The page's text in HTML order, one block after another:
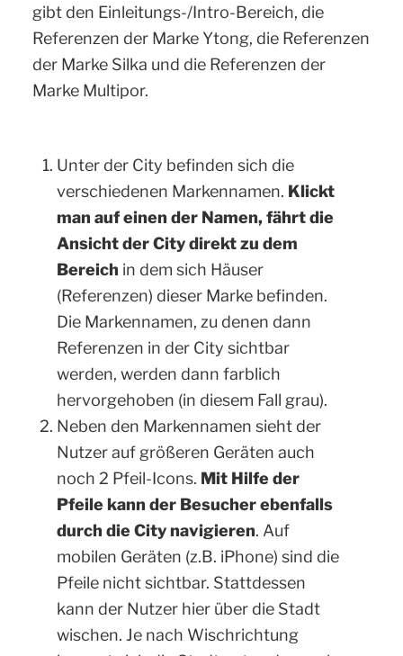
gibt den Einleitungs-/Intro-Bereich, die
Referenzen der Marke Ytong, die Referenzen
der Marke Silka und die Referenzen der
Marke Multipor.
Unter der City befinden sich die
verschiedenen Markennamen. Klickt
man auf einen der Namen, fährt die
Ansicht der City direkt zu dem
Bereich in dem sich Häuser
(Referenzen) dieser Marke befinden.
Die Markennamen, zu denen dann
Referenzen in der City sichtbar
werden, werden dann farblich
hervorgehoben (in diesem Fall grau).
Neben den Markennamen sieht der
Nutzer auf größeren Geräten auch
noch 2 Pfeil-Icons. Mit Hilfe der
Pfeile kann der Besucher ebenfalls
durch die City navigieren. Auf
mobilen Geräten (z.B. iPhone) sind die
Pfeile nicht sichtbar. Stattdessen
kann der Nutzer hier über die Stadt
wischen. Je nach Wischrichtung